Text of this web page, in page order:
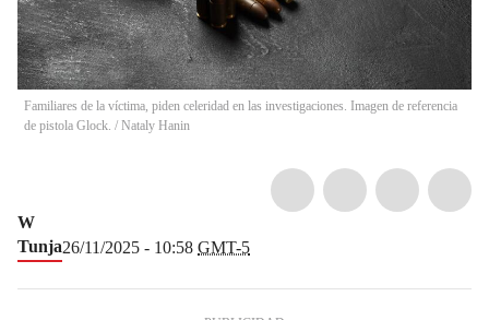
Familiares de la víctima, piden celeridad en las investigaciones. Imagen de referencia
de pistola Glock. / Nataly Hanin
W
Tunja26/11/2025 - 10:58 GMT-5